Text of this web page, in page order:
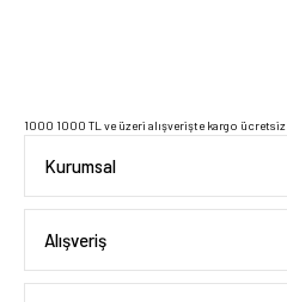
1000 1000 TL ve üzeri alışverişte kargo ücretsiz
Kurumsal
Alışveriş